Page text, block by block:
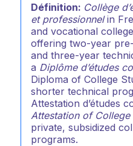
Définition: Collège
et professionnelin
and vocational
offering two-year
and three-year
a Diplôme d’études
Diploma of College
shorter technical
Attestation d’études
Attestation of College
private, subsidized
programs.